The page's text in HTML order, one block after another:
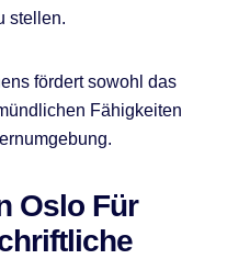
stellen.
fördert sowohl das
Fähigkeiten
Oslo Für